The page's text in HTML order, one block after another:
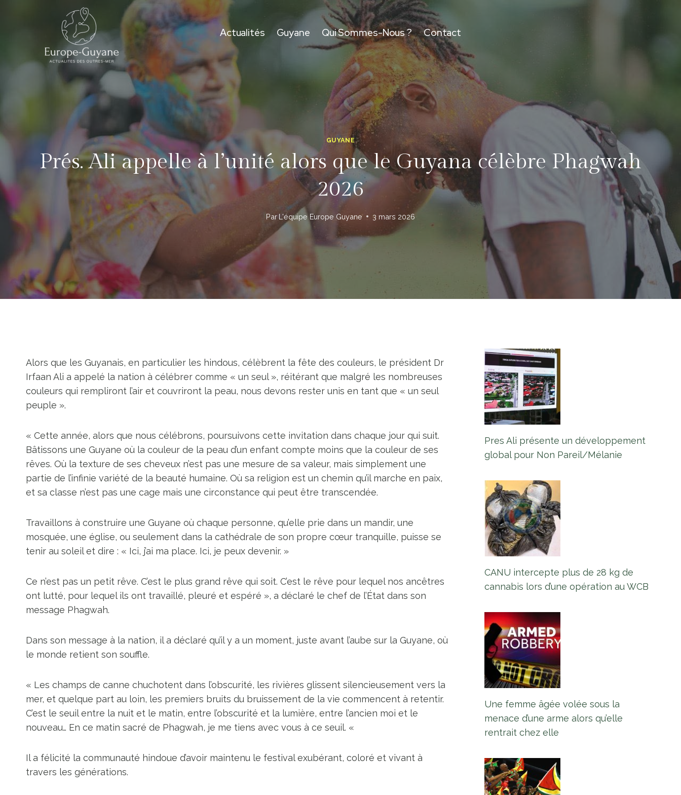
Actualités Guyane Qui Sommes-Nous ? Contact
GUYANE
Prés. Ali appelle à l’unité alors que le Guyana célèbre Phagwah
2026
Par L'équipe Europe Guyane 3 mars 2026
Alors que les Guyanais, en particulier les hindous, célèbrent la fête des couleurs, le président Dr
Irfaan Ali a appelé la nation à célébrer comme « un seul », réitérant que malgré les nombreuses
couleurs qui rempliront l’air et couvriront la peau, nous devons rester unis en tant que « un seul
peuple ».
« Cette année, alors que nous célébrons, poursuivons cette invitation dans chaque jour qui suit.
Bâtissons une Guyane où la couleur de la peau d’un enfant compte moins que la couleur de ses
rêves. Où la texture de ses cheveux n’est pas une mesure de sa valeur, mais simplement une
partie de l’infinie variété de la beauté humaine. Où sa religion est un chemin qu’il marche en paix,
et sa classe n’est pas une cage mais une circonstance qui peut être transcendée.
Travaillons à construire une Guyane où chaque personne, qu’elle prie dans un mandir, une
mosquée, une église, ou seulement dans la cathédrale de son propre cœur tranquille, puisse se
tenir au soleil et dire : « Ici, j’ai ma place. Ici, je peux devenir. »
Ce n’est pas un petit rêve. C’est le plus grand rêve qui soit. C’est le rêve pour lequel nos ancêtres
ont lutté, pour lequel ils ont travaillé, pleuré et espéré », a déclaré le chef de l’État dans son
message Phagwah.
Dans son message à la nation, il a déclaré qu’il y a un moment, juste avant l’aube sur la Guyane, où
le monde retient son souffle.
« Les champs de canne chuchotent dans l’obscurité, les rivières glissent silencieusement vers la
mer, et quelque part au loin, les premiers bruits du bruissement de la vie commencent à retentir.
C’est le seuil entre la nuit et le matin, entre l’obscurité et la lumière, entre l’ancien moi et le
nouveau… En ce matin sacré de Phagwah, je me tiens avec vous à ce seuil. «
Il a félicité la communauté hindoue d’avoir maintenu le festival exubérant, coloré et vivant à
travers les générations.
Pres Ali présente un développement
global pour Non Pareil/Mélanie
CANU intercepte plus de 28 kg de
cannabis lors d’une opération au WCB
Une femme âgée volée sous la
menace d’une arme alors qu’elle
rentrait chez elle